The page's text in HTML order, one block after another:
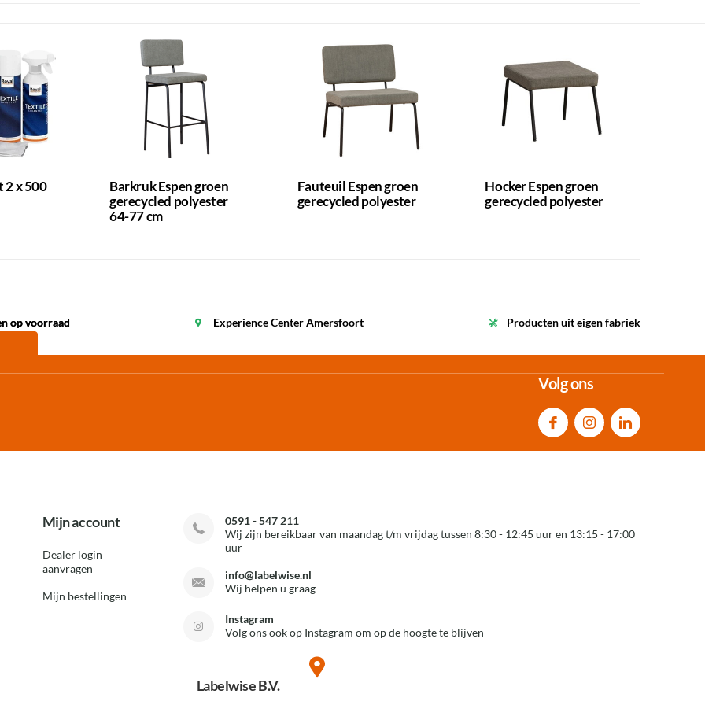
2 x 500
Barkruk Espen groen
gerecycled polyester
64-77 cm
Fauteuil Espen groen
gerecycled polyester
Hocker Espen groen
gerecycled polyester
op voorraad Experience Center Amersfoort Producten uit eigen fabriek
op voorraad
Volg ons
Mijn account
Dealer login
aanvragen
Mijn bestellingen
0591 - 547 211
Wij zijn bereikbaar van maandag t/m vrijdag tussen 8:30 - 12:45 uur en 13:15 - 17:00
uur
info@labelwise.nl
Wij helpen u graag
Instagram
Volg ons ook op Instagram om op de hoogte te blijven
Labelwise B.V.